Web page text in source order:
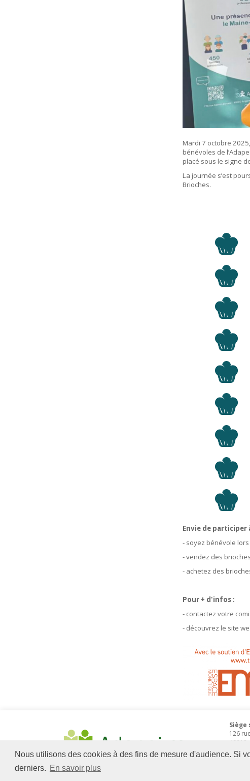
Nous utilisons des cookies à des fins de mesure d'audience. Si
derniers. En savoir plus
Mardi 7 octobre
bénévoles de
placé sous le signe
La journée s’est
Brioches.
Envie de participer
- soyez bénévole
- vendez des
- achetez des
Pour + d'infos :
- contactez votre
- découvrez le site
Siège
126
49018
02 41